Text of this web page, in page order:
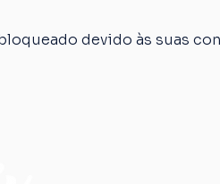
devido às suas